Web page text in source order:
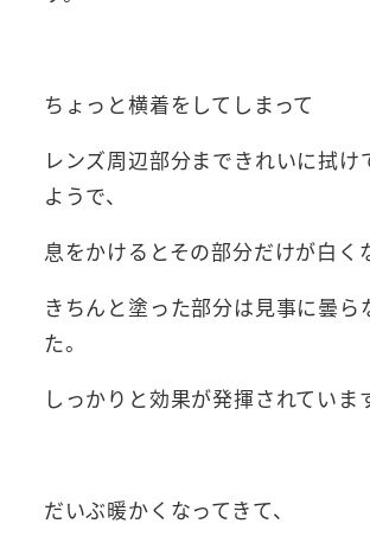
ちょっと横着をしてしまって
レンズ周辺部分まできれいに拭け
ようで、
息をかけるとその部分だけが白く
きちんと塗った部分は見事に曇ら
た。
しっかりと効果が発揮されていま
だいぶ暖かくなってきて、